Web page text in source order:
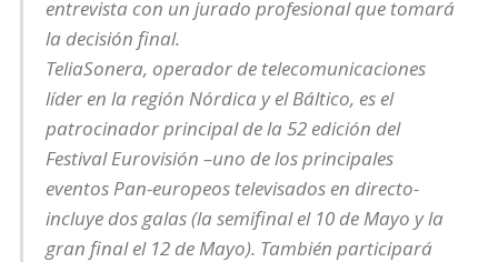
entrevista con un jurado profesional que tomará
la decisión final.
TeliaSonera, operador de telecomunicaciones
líder en la región Nórdica y el Báltico, es el
patrocinador principal de la 52 edición del
Festival Eurovisión –uno de los principales
eventos Pan-europeos televisados en directo-
incluye dos galas (la semifinal el 10 de Mayo y la
gran final el 12 de Mayo). También participará